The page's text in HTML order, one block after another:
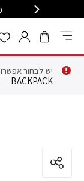
יש לבחור
BACKPACK
.